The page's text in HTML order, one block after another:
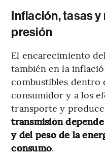
Inflación, tasas
presión
El encarecimiento
también en la
combustibles dentro
consumidor y a los
transporte y
transmisión
y del peso de la
consumo.